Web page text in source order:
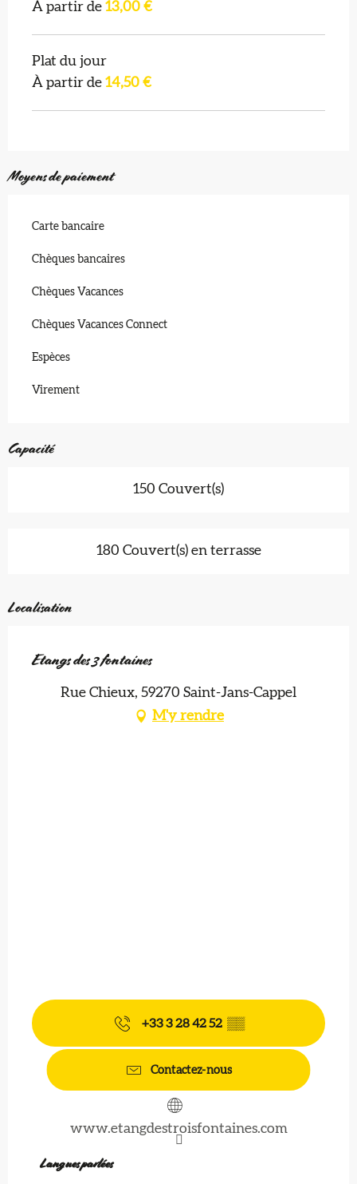
À partir de 13,00 €
Plat du jour
À partir de 14,50 €
Moyens de paiement
Carte bancaire
Chèques bancaires
Chèques Vacances
Chèques Vacances Connect
Espèces
Virement
Capacité
150 Couvert(s)
180 Couvert(s) en terrasse
Localisation
Etangs des 3 fontaines
Rue Chieux, 59270 Saint-Jans-Cappel
M'y rendre
+33 3 28 42 52 ▒▒
Contactez-nous
www.etangdestroisfontaines.com
Langues parlées
Langues parlées